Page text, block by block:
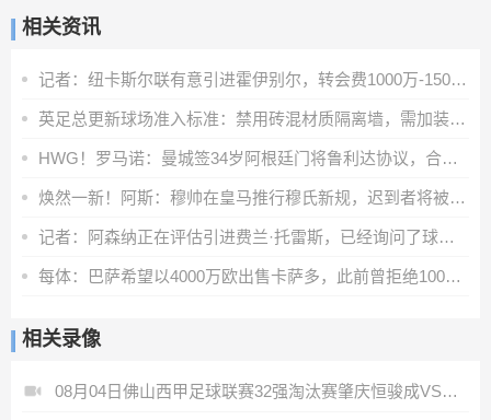
相关资讯
记者：纽卡斯尔联有意引进霍伊别尔，转会费1000万-1500万英镑
英足总更新球场准入标准：禁用砖混材质隔离墙，需加装安全防护层
HWG！罗马诺：曼城签34岁阿根廷门将鲁利达协议，合同2+1
焕然一新！阿斯：穆帅在皇马推行穆氏新规，迟到者将被罚缺席合练
记者：阿森纳正在评估引进费兰·托雷斯，已经询问了球员情况
每体：巴萨希望以4000万欧出售卡萨多，此前曾拒绝1000多万欧报价
相关录像
08月04日佛山西甲足球联赛32强淘汰赛肇庆恒骏成VS三七互娱全场录像